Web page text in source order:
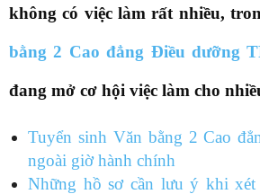
không có việc làm rất nhiều,
bằng 2 Cao đẳng Điều dưỡng
đang mở cơ hội việc làm cho
Tuyển sinh Văn bằng 2 Cao
ngoài giờ hành chính
Những hồ sơ cần lưu ý khi xét